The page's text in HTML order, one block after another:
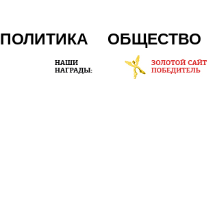
ПОЛИТИКА ОБЩЕСТВО